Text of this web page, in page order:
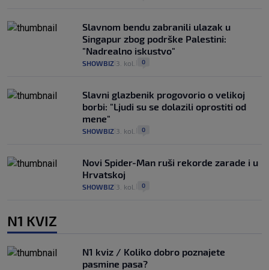
Slavnom bendu zabranili ulazak u
Singapur zbog podrške Palestini:
"Nadrealno iskustvo"
SHOWBIZ 3. kol. 0
Slavni glazbenik progovorio o velikoj
borbi: "Ljudi su se dolazili oprostiti od
mene"
SHOWBIZ 3. kol. 0
Novi Spider-Man ruši rekorde zarade i u
Hrvatskoj
SHOWBIZ 3. kol. 0
N1 KVIZ
N1 kviz / Koliko dobro poznajete
pasmine pasa?